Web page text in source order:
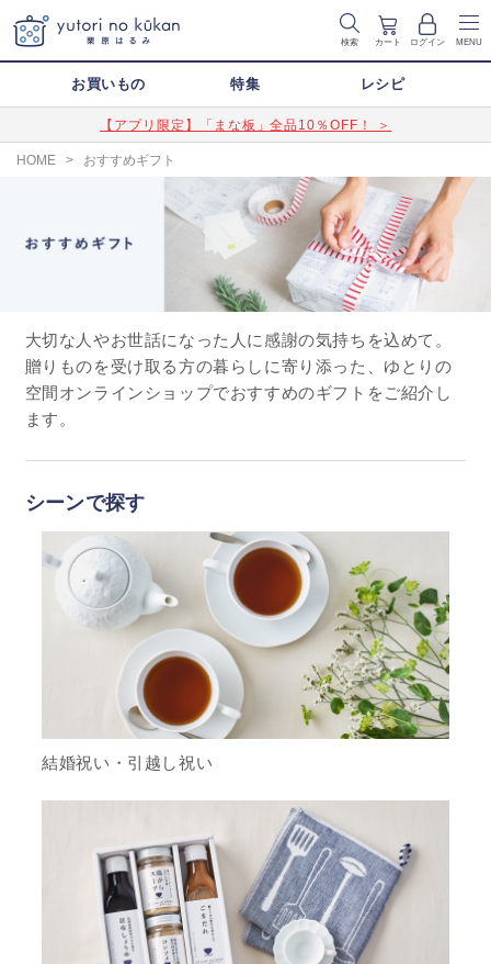
検索 カート ログイン MENU
お買いもの 特集 レシピ
【アプリ限定】「まな板」全品10％OFF！ ＞
HOME > おすすめギフト
大切な人やお世話になった人に感謝の気持ちを込めて。
贈りものを受け取る方の暮らしに寄り添った、ゆとりの
空間オンラインショップでおすすめのギフトをご紹介し
ます。
シーンで探す
結婚祝い・引越し祝い